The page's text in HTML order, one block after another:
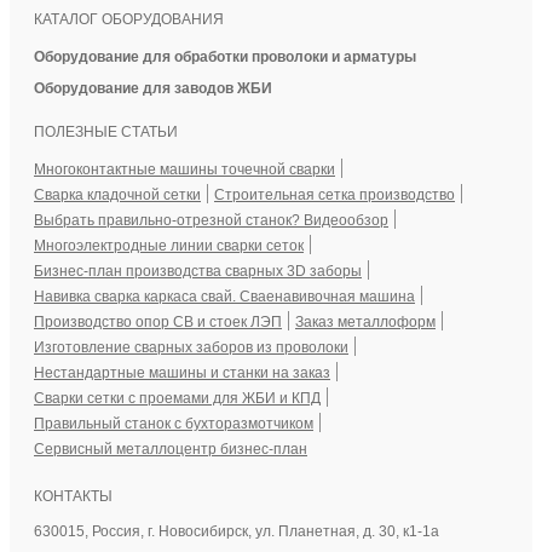
КАТАЛОГ ОБОРУДОВАНИЯ
Оборудование для обработки проволоки и арматуры
Оборудование для заводов ЖБИ
ПОЛЕЗНЫЕ СТАТЬИ
Многоконтактные машины точечной сварки
Сварка кладочной сетки
Строительная сетка производство
Выбрать правильно-отрезной станок? Видеообзор
Многоэлектродные линии сварки сеток
Бизнес-план производства сварных 3D заборы
Навивка сварка каркаса свай. Сваенавивочная машина
Производство опор СВ и стоек ЛЭП
Заказ металлоформ
Изготовление сварных заборов из проволоки
Нестандартные машины и станки на заказ
Сварки сетки с проемами для ЖБИ и КПД
Правильный станок с бухторазмотчиком
Сервисный металлоцентр бизнес-план
КОНТАКТЫ
630015, Россия, г. Новосибирск, ул. Планетная, д. 30, к1-1а